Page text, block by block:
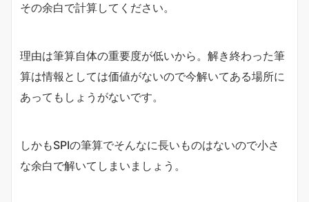
その余白で計算してください。
理由は筆算自体の重要度が低いから。解き終わった筆
算は情報としては価値がないので今解いてある場所に
あってもしょうがないです。
しかもSPIの筆算でそんなに長いものはないので小さ
な余白で解いてしまいましょう。